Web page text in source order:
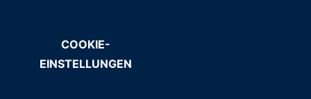
COOKIE-
EINSTELLUNGEN